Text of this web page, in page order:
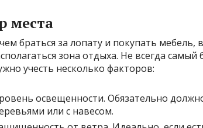
места
браться за лопату и покупать
зона отдыха. Не всегда
учесть несколько факторов:
освещенности. Обязательно
или с навесом.